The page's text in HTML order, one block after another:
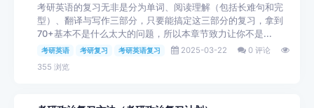
考研英语的复习无非是分为单词、阅读理解（包括长难句和完
型）、翻译与写作三部分，只要能搞定这三部分的复习，拿到
70+基本不是什么太大的问题，所以本章节致力让你不是...
考研英语 考研复习 考研英语复习 2025-03-22
0 评论
355 浏览